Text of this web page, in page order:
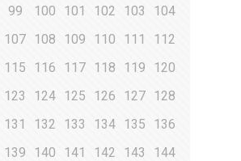
99 100 101 102 103
104
107 108 109 110 111
112
115 116 117 118 119
120
123 124 125 126 127 128
131 132 133 134 135
136
139 140 141 142 143
144